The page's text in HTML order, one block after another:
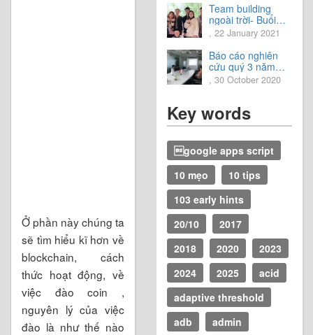
Ở phần này chúng ta
sẽ tìm hiểu kĩ hơn về
blockchain, cách
thức hoạt động, về
việc đào coin ,
nguyên lý của việc
đào là như thế nào
Team building
ngoài trời- Buổi
trải nghiệm tuyệt
vời.
, 22 January 2021
Báo cáo nghiên
cứu quý 3 năm
2020
, 30 October 2020
Key words
google apps script
10 mẹo
10 tips
103 early hints
20/10
2017
2018
2020
2023
2024
2025
acid
adaptive threshold
adb
admin